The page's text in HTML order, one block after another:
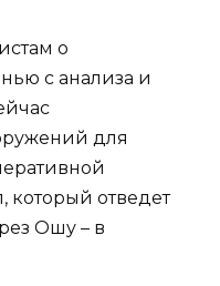
о
с анализа и
для
который отведет
Ошу – в